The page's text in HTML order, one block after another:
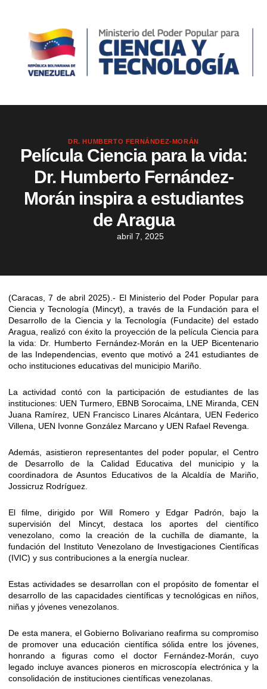
DR. HUMBERTO FERNÁNDEZ-MORÁN
Película Ciencia para la vida:
Dr. Humberto Fernández-
Morán inspira a estudiantes
de Aragua
abril 7, 2025
(Caracas, 7 de abril 2025).- El Ministerio del Poder Popular para
Ciencia y Tecnología (Mincyt), a través de la Fundación para el
Desarrollo de la Ciencia y la Tecnología (Fundacite) del estado
Aragua, realizó con éxito la proyección de la película Ciencia para
la vida: Dr. Humberto Fernández-Morán en la UEP Bicentenario
de las Independencias, evento que motivó a 241 estudiantes de
ocho instituciones educativas del municipio Mariño.
La actividad contó con la participación de estudiantes de las
instituciones: UEN Turmero, EBNB Sorocaima, LNE Miranda, CEN
Juana Ramírez, UEN Francisco Linares Alcántara, UEN Federico
Villena, UEN Ivonne González Marcano y UEN Rafael Revenga.
Además, asistieron representantes del poder popular, el Centro
de Desarrollo de la Calidad Educativa del municipio y la
coordinadora de Asuntos Educativos de la Alcaldía de Mariño,
Jossicruz Rodríguez.
El filme, dirigido por Will Romero y Edgar Padrón, bajo la
supervisión del Mincyt, destaca los aportes del científico
venezolano, como la creación de la cuchilla de diamante, la
fundación del Instituto Venezolano de Investigaciones Científicas
(IVIC) y sus contribuciones a la energía nuclear.
Estas actividades se desarrollan con el propósito de fomentar el
desarrollo de las capacidades científicas y tecnológicas en niños,
niñas y jóvenes venezolanos.
De esta manera, el Gobierno Bolivariano reafirma su compromiso
de promover una educación científica sólida entre los jóvenes,
honrando a figuras como el doctor Fernández-Morán, cuyo
legado incluye avances pioneros en microscopía electrónica y la
consolidación de instituciones científicas venezolanas.